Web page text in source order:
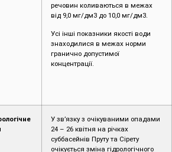
речовин коливаються в межах
від 9,0 мг/дм3 до 10,0 мг/дм3.
Усі інші показники якості води
знаходилися в межах норми
гранично допустимої
концентрації.
У зв’язку з очікуваними опадами
24 – 26 квітня на річках
суббасейнів Пруту та Сірету
очікується зміна гідрологічного